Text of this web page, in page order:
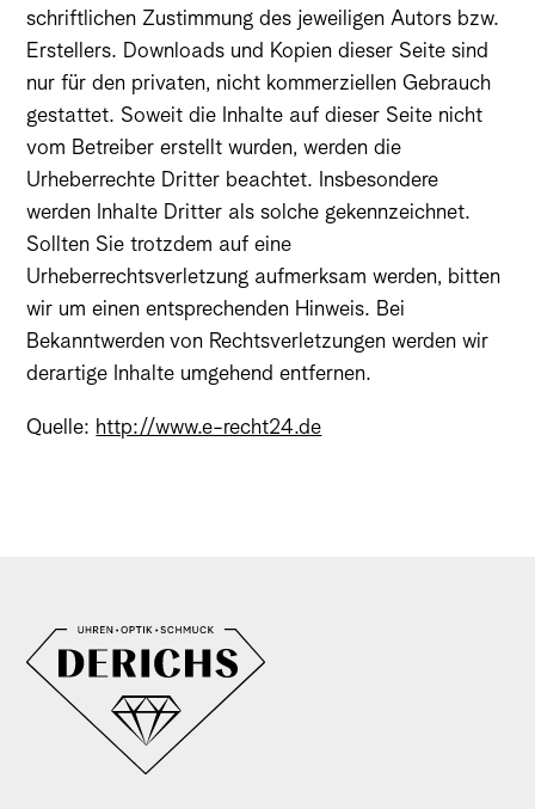
schriftlichen Zustimmung des jeweiligen Autors bzw.
Erstellers. Downloads und Kopien dieser Seite sind
nur für den privaten, nicht kommerziellen Gebrauch
gestattet. Soweit die Inhalte auf dieser Seite nicht
vom Betreiber erstellt wurden, werden die
Urheberrechte Dritter beachtet. Insbesondere
werden Inhalte Dritter als solche gekennzeichnet.
Sollten Sie trotzdem auf eine
Urheberrechtsverletzung aufmerksam werden, bitten
wir um einen entsprechenden Hinweis. Bei
Bekanntwerden von Rechtsverletzungen werden wir
derartige Inhalte umgehend entfernen.
Quelle: http://www.e-recht24.de